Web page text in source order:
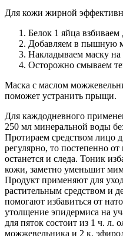
Для кожи жирной
Белок 1 яйца
Добавляем в пышную
Накладываем маску
Осторожно смываем
Маска с маслом
поможет устранить прыщи.
Для каждодневного
250 мл минеральной воды
Протираем средством лицо
регулярно, то постепенно
останется и следа. Тоник
кожи, заметно уменьшит
Продукт применяют для
растительным средством и
помогают избавиться от
утолщение эпидермиса на
для пяток состоит из 1 ч. л.
можжевельника и 2 к.